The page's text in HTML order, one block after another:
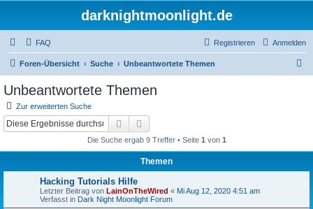
darknightmoonlight.de
FAQ Anmelden
Registrieren
Foren-Übersicht Suche Unbeantwortete Themen
Unbeantwortete Themen
Zur erweiterten Suche
Suche
Die Suche ergab 9 Treffer • Seite 1 von 1
Themen
Hacking Tutorials Hilfe
Letzter Beitrag von LainOnTheWired « Mi Aug 12, 2020 4:51 am
Verfasst in Dark Night Moonlight Forum